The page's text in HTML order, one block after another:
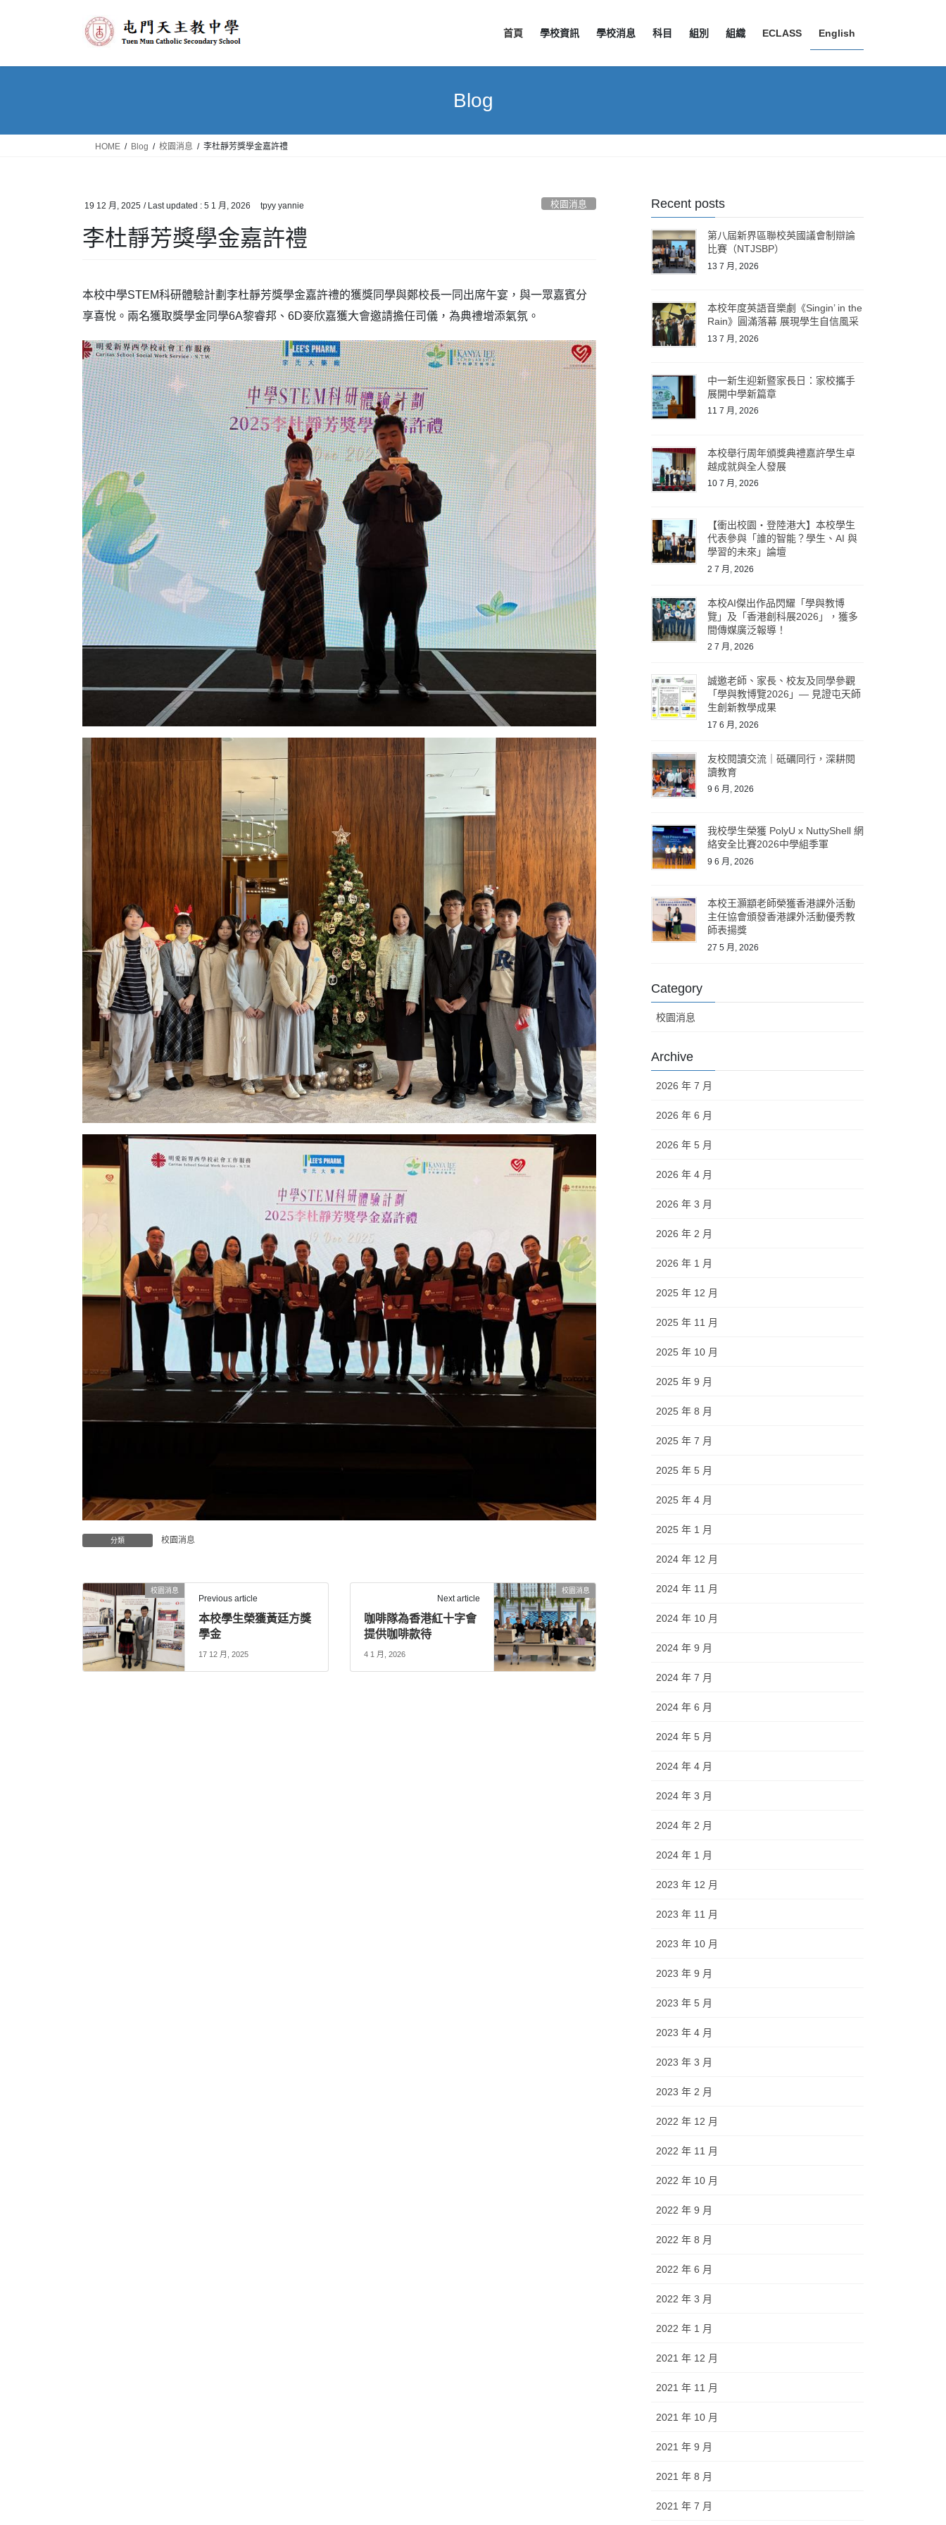
首頁 學校資訊 學校消息 科目 組別 組織 ECLASS English
Blog
HOME Blog 校園消息 李杜靜芳獎學金嘉許禮
19 12 月, 2025 / Last updated : 5 1 月, 2026 tpyy yannie 校園消息
李杜靜芳獎學金嘉許禮
本校中學STEM科研體驗計劃李杜靜芳獎學金嘉許禮的獲獎同學與鄭校長一同出席午宴，與一眾嘉賓分
享喜悅。兩名獲取獎學金同學6A黎睿邦、6D麥欣嘉獲大會邀請擔任司儀，為典禮增添氣氛。
分類 校園消息
校園消息
Previous article
本校學生榮獲黃廷方獎
學金
17 12 月, 2025
校園消息
Next article
咖啡隊為香港紅十字會
提供咖啡款待
4 1 月, 2026
Recent posts
第八屆新界區聯校英國議會制辯論
比賽（NTJSBP）
13 7 月, 2026
本校年度英語音樂劇《Singin’ in the
Rain》圓滿落幕 展現學生自信風采
13 7 月, 2026
中一新生迎新暨家長日：家校攜手
展開中學新篇章
11 7 月, 2026
本校舉行周年頒獎典禮嘉許學生卓
越成就與全人發展
10 7 月, 2026
【衝出校園・登陸港大】本校學生
代表參與「誰的智能？學生、AI 與
學習的未來」論壇
2 7 月, 2026
本校AI傑出作品閃耀「學與教博
覽」及「香港創科展2026」，獲多
間傳媒廣泛報導！
2 7 月, 2026
誠邀老師、家長、校友及同學參觀
「學與教博覽2026」— 見證屯天師
生創新教學成果
17 6 月, 2026
友校閱讀交流｜砥礪同行，深耕閱
讀教育
9 6 月, 2026
我校學生榮獲 PolyU x NuttyShell 網
絡安全比賽2026中學組季軍
9 6 月, 2026
本校王灝顓老師榮獲香港課外活動
主任協會頒發香港課外活動優秀教
師表揚獎
27 5 月, 2026
Category
校園消息
Archive
2026 年 7 月
2026 年 6 月
2026 年 5 月
2026 年 4 月
2026 年 3 月
2026 年 2 月
2026 年 1 月
2025 年 12 月
2025 年 11 月
2025 年 10 月
2025 年 9 月
2025 年 8 月
2025 年 7 月
2025 年 5 月
2025 年 4 月
2025 年 1 月
2024 年 12 月
2024 年 11 月
2024 年 10 月
2024 年 9 月
2024 年 7 月
2024 年 6 月
2024 年 5 月
2024 年 4 月
2024 年 3 月
2024 年 2 月
2024 年 1 月
2023 年 12 月
2023 年 11 月
2023 年 10 月
2023 年 9 月
2023 年 5 月
2023 年 4 月
2023 年 3 月
2023 年 2 月
2022 年 12 月
2022 年 11 月
2022 年 10 月
2022 年 9 月
2022 年 8 月
2022 年 6 月
2022 年 3 月
2022 年 1 月
2021 年 12 月
2021 年 11 月
2021 年 10 月
2021 年 9 月
2021 年 8 月
2021 年 7 月